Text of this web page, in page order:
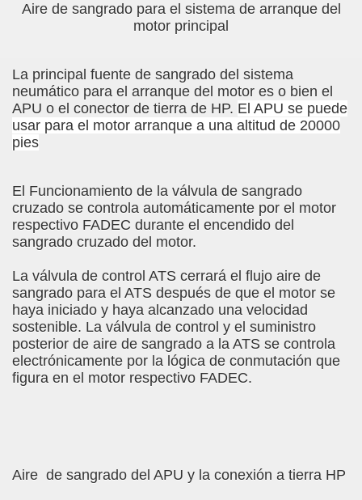
Aire de sangrado para el sistema de arranque del
motor principal
La principal fuente de sangrado del sistema
neumático para el arranque del motor es o bien el
APU o el conector de tierra de HP. El APU se puede
usar para el motor arranque a una altitud de 20000
pies
El Funcionamiento de la válvula de sangrado
cruzado se controla automáticamente por el motor
respectivo FADEC durante el encendido del
sangrado cruzado del motor.
La válvula de control ATS cerrará el flujo aire de
sangrado para el ATS después de que el motor se
haya iniciado y haya alcanzado una velocidad
sostenible. La válvula de control y el suministro
posterior de aire de sangrado a la ATS se controla
electrónicamente por la lógica de conmutación que
figura en el motor respectivo FADEC.
Aire de sangrado del APU y la conexión a tierra HP